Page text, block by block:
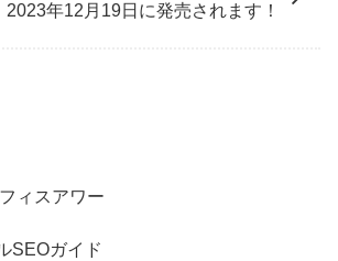
2023年12月19日に発売されます！
ィスアワー
SEOガイド